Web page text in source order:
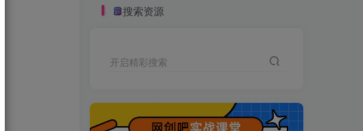
搜索资源
开启精彩搜索